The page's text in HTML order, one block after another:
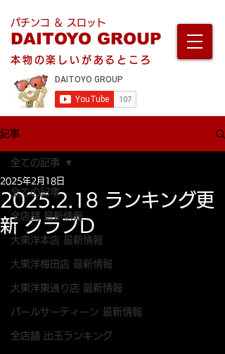
パチンコ ＆ スロット
DAITOYO GROUP
本物の楽しいがあるところ
記事
全ての記事
全店舗 最新情報
大東洋本店 最新情報
大東洋梅田店 最新情報
大東洋東通り店 最新情報
パールサーティーン 最新情報
全店舗 出玉ランキング
全ての記事
2025.2.18 ランキング更
新 クラブD
2025年2月18日